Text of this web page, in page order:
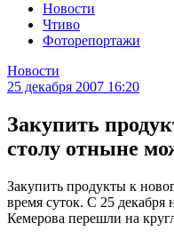
Новости
Чтиво
Фоторепортажи
Новости
25 декабря 2007 16:20
Закупить
столу отныне
Закупить продукты к
время суток. С 25
Кемерова перешли на